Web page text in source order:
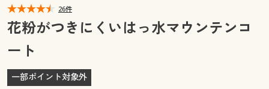
マイページ
閲覧履歴
お気に入り
閲覧履歴
お気に入り
サポート
26件
花粉がつきにくいはっ水マウンテンコ
ート
一部ポイント対象外